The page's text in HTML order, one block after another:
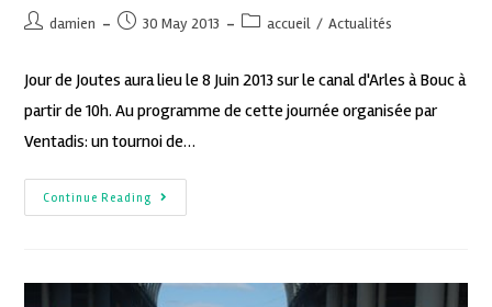
damien 30 May 2013 accueil / Actualités
Jour de Joutes aura lieu le 8 Juin 2013 sur le canal d'Arles à Bouc à
partir de 10h. Au programme de cette journée organisée par
Ventadis: un tournoi de…
Continue Reading